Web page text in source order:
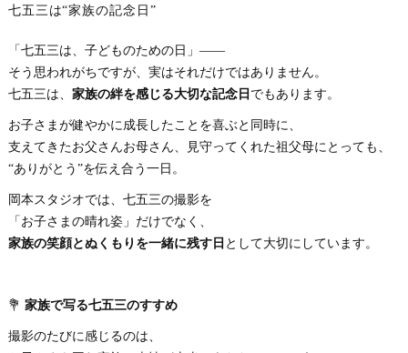
七五三は“家族の記念日”
「七五三は、子どものための日」——
そう思われがちですが、実はそれだけではありません。
七五三は、 家族の絆を感じる大切な記念日 でもあります。
お子さまが健やかに成長したことを喜ぶと同時に、
支えてきたお父さんお母さん、見守ってくれた祖父母にとっても、
“ありがとう”を伝え合う一日。
岡本スタジオでは、七五三の撮影を
「お子さまの晴れ姿」だけでなく、
家族の笑顔とぬくもりを一緒に残す日 として大切にしています。
💐 家族で写る七五三のすすめ
撮影のたびに感じるのは、